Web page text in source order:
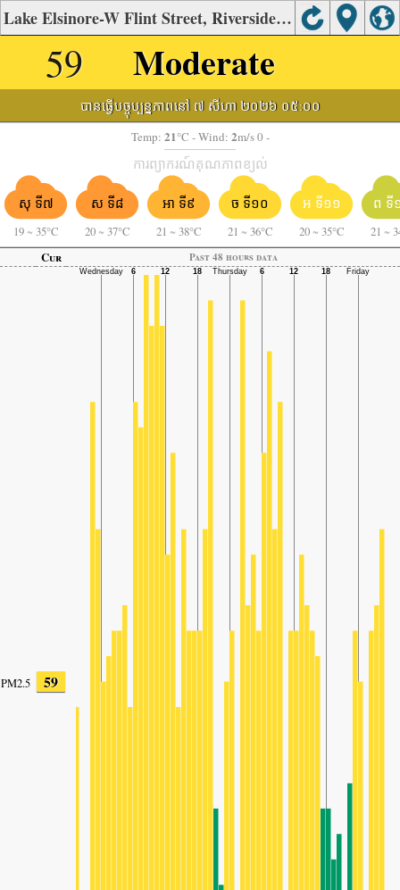
Lake Elsinore-W Flint Street, Riverside's Air Quality
59 Moderate
បានធ្វើបច្ចុប្បន្នភាពនៅ ៧ សីហា ២០២៦ ០៥:០០
Temp: 21°C - Wind: 2m/s 0 -
ការព្យាករណ៍គុណភាពខ្យល់
សុ ទី៧
19 ~ 35°C
ស ទី៨
20 ~ 37°C
អា ទី៩
21 ~ 38°C
ច ទី១០
21 ~ 36°C
អ ទី១១
20 ~ 35°C
ព ទី
21 ~
Cur
Past 48 hours data
PM2.5 59